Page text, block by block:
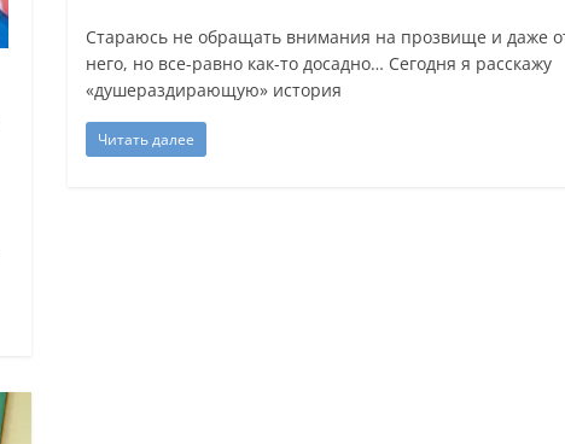
Стараюсь не обращать внимания на прозвище и даже
него, но все-равно как-то досадно… Сегодня я расскажу
«душераздирающую» история
Читать далее